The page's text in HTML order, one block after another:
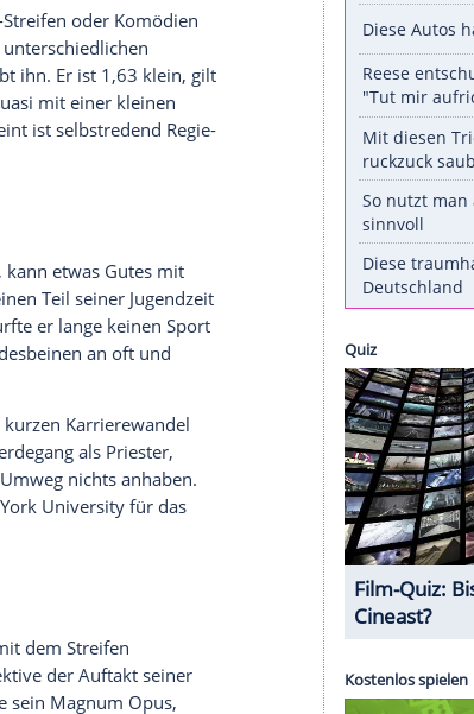
DFree / Shutterstock.com
gewidmet - zum Glück!
wird 75
unter Filmfans. Der eine steht auf
Gangster-Streifen oder Komödien
für all die unterschiedlichen
denn es gibt ihn. Er ist 1,63 klein, gilt
Jahren quasi mit einer kleinen
Welt. Gemeint ist selbstredend Regie-
zu sein, kann etwas Gutes mit
bereits einen Teil seiner Jugendzeit
Auch durfte er lange keinen Sport
von Kindesbeinen an oft und